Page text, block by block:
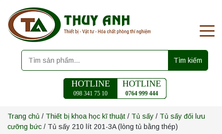
Tìm kiếm
HOTLINE
098 341 75 10
HOTLINE
0764 999 444
Trang chủ / Thiết bị khoa học kĩ thuật / Tủ sấy / Tủ sấy đối lưu
cưỡng bức / Tủ sấy 210 lít 201-3A (lòng tủ bằng thép)